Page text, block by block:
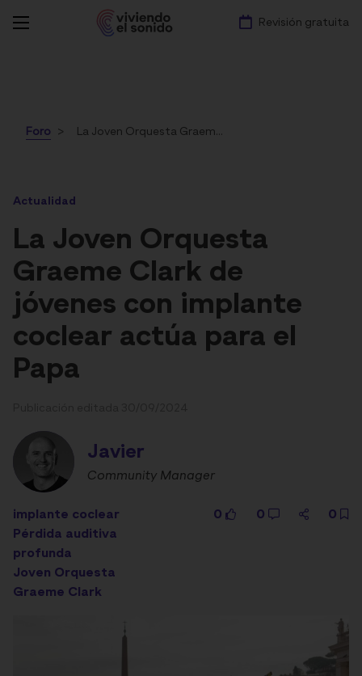
Revisión gratuita
Foro La Joven Orquesta Graeme Clark de jóvenes con implante coclear actúa para el Papa
Actualidad
La Joven Orquesta
Graeme Clark de
jóvenes con implante
coclear actúa para el
Papa
Javier
Community Manager
implante coclear
Pérdida auditiva
profunda
Joven Orquesta
Graeme Clark
0 0 0